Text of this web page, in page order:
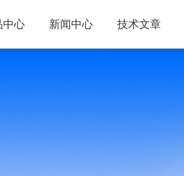
中心 新闻中心 技术文章